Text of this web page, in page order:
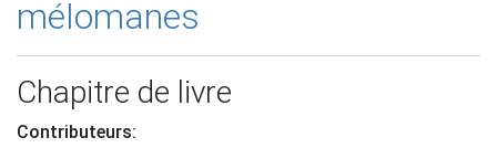
mélomanes
Chapitre de livre
Contributeurs: